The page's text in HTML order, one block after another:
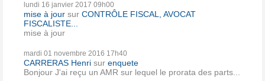
lundi 16 janvier 2017 09h00
mise à jour sur CONTRÔLE FISCAL, AVOCAT
FISCALISTE...
mise à jour
mardi 01 novembre 2016 17h40
CARRERAS Henri sur enquete
Bonjour J'ai reçu un AMR sur lequel le prorata des parts...